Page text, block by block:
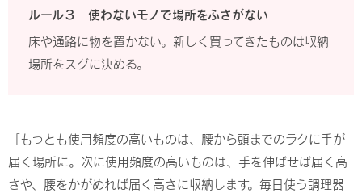
ルール３ 使わないモノで場所をふさがない
床や通路に物を置かない。新しく買ってきたものは収納
場所をスグに決める。
「もっとも使用頻度の高いものは、腰から頭までのラクに手が
届く場所に。次に使用頻度の高いものは、手を伸ばせば届く高
さや、腰をかがめれば届く高さに収納します。毎日使う調理器